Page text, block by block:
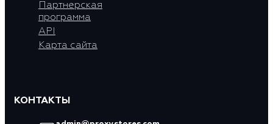
Партнерская
программа
API
Карта сайта
КОНТАКТЫ